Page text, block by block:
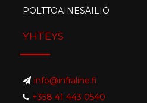
POLTTOAINESÄILIÖ
YHTEYS
info@infraline.fi
+358 41 443 0540